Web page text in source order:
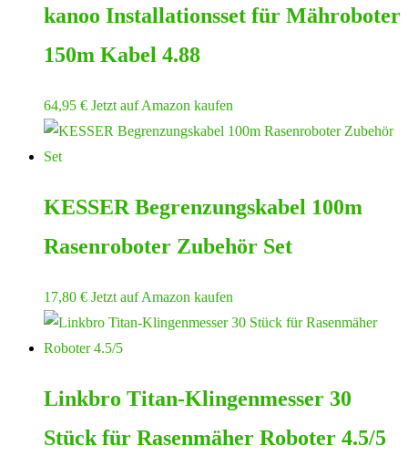
kanoo Installationsset für Mähroboter
150m Kabel 4.88
64,95 € Jetzt auf Amazon kaufen
KESSER Begrenzungskabel 100m
Rasenroboter Zubehör Set
17,80 € Jetzt auf Amazon kaufen
Linkbro Titan-Klingenmesser 30
Stück für Rasenmäher Roboter 4.5/5